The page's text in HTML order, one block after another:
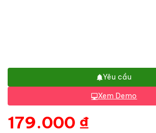
Yêu cầu
Xem Demo
179.000 ₫